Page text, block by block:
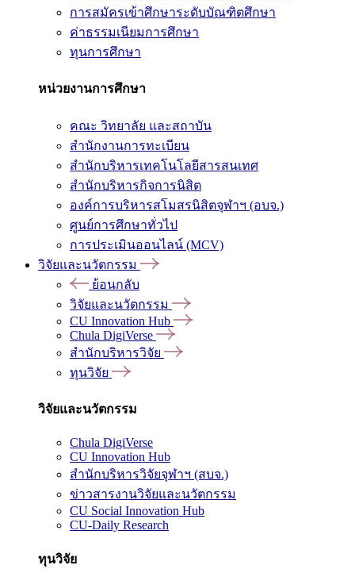
การสมัครเข้าศึกษาระดับบัณฑิตศึกษา
ค่าธรรมเนียมการศึกษา
ทุนการศึกษา
หน่วยงานการศึกษา
คณะ วิทยาลัย และสถาบัน
สำนักงานการทะเบียน
สำนักบริหารเทคโนโลยีสารสนเทศ
สำนักบริหารกิจการนิสิต
องค์การบริหารสโมสรนิสิตจุฬาฯ (อบจ.)
ศูนย์การศึกษาทั่วไป
การประเมินออนไลน์ (MCV)
วิจัยและนวัตกรรม
ย้อนกลับ
วิจัยและนวัตกรรม
CU Innovation Hub
Chula DigiVerse
สำนักบริหารวิจัย
ทุนวิจัย
วิจัยและนวัตกรรม
Chula DigiVerse
CU Innovation Hub
สำนักบริหารวิจัยจุฬาฯ (สบจ.)
ข่าวสารงานวิจัยและนวัตกรรม
CU Social Innovation Hub
CU-Daily Research
ทุนวิจัย